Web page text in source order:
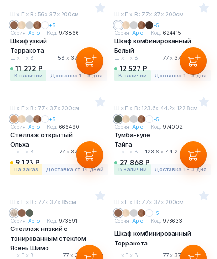
Ш х Г х В : 56х 37х 200см
+5
Серия:Арго Код: 973866
Шкаф узкий
Терракота
Ш х Г х В : 56 х37 200 см
11 272 Р
в наличии Доставка 1 - 3 дня
Ш х Г х В : 77х 37х 200см
+5
Серия: Арго Код: 624415
Шкаф комбинированный
Белый
Ш х Г х В : 77 х 37 200 см
12 527 Р
в наличии Доставка 1 - 3 дня
Ш х Г х В : 77х 37х 200см
+5
Серия:Арго Код: 666490
Стеллаж открытый
Ольха
Ш х Г х В : 77 х37 200 см
9 123 Р
На заказ Доставка от 14 дней
Ш х Г х В : 123.6х 44.2х 122.8см
+5
Серия: Арго Код: 974002
Тумба-купе
Тайга
Ш х Г х В : 123.6 х 44.2 х 122.8 см
27 868 Р
в наличии Доставка 1 - 3 дня
Ш х Г х В : 77х 37х 85см
Серия:Арго Код: 973591
Стеллаж низкий с
тонированным стеклом
Ясень Шимо
Ш х Г х В : 77 х37 х85 см
Ш х Г х В : 77х 37х 200см
+5
Серия: Арго Код: 973633
Шкаф комбинированный
Терракота
Ш х Г х В : 77 х 37 200 см